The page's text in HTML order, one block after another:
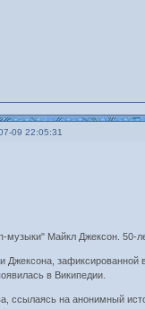
09 22:05:31
музыки" Майкл Джексон. 50-
Джексона,
в Википедии.
ссылаясь на анонимный